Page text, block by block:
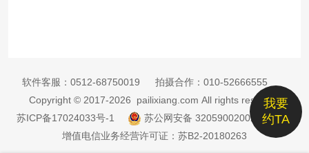
我要
约TA
软件客服： 0512-68750019 拍摄合作： 010-52666555
Copyright © 2017-2026 pailixiang.com All rights reserved
苏ICP备17024033号-1
苏公网安备 32059002002885号
增值电信业务经营许可证：苏B2-20180263